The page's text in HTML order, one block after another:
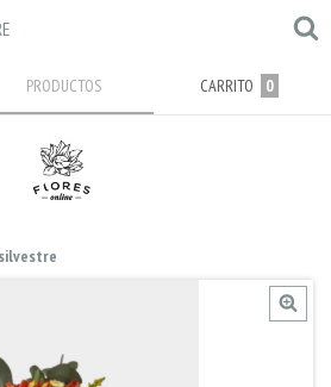
PRODUCTOS CARRITO 0